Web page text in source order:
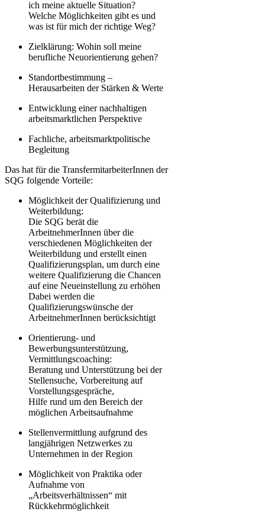
ich meine aktuelle Situation?
Welche Möglichkeiten gibt es und
was ist für mich der richtige Weg?
Zielklärung: Wohin soll meine
berufliche Neuorientierung gehen?
Standortbestimmung –
Herausarbeiten der Stärken & Werte
Entwicklung einer nachhaltigen
arbeitsmarktlichen Perspektive
Fachliche, arbeitsmarktpolitische
Begleitung
Das hat für die TransfermitarbeiterInnen der
SQG folgende Vorteile:
Möglichkeit der Qualifizierung und
Weiterbildung:
Die SQG berät die
ArbeitnehmerInnen über die
verschiedenen Möglichkeiten der
Weiterbildung und erstellt einen
Qualifizierungsplan, um durch eine
weitere Qualifizierung die Chancen
auf eine Neueinstellung zu erhöhen
Dabei werden die
Qualifizierungswünsche der
ArbeitnehmerInnen berücksichtigt
Orientierung- und
Bewerbungsunterstützung,
Vermittlungscoaching:
Beratung und Unterstützung bei der
Stellensuche, Vorbereitung auf
Vorstellungsgespräche,
Hilfe rund um den Bereich der
möglichen Arbeitsaufnahme
Stellenvermittlung aufgrund des
langjährigen Netzwerkes zu
Unternehmen in der Region
Möglichkeit von Praktika oder
Aufnahme von
„Arbeitsverhältnissen“ mit
Rückkehrmöglichkeit